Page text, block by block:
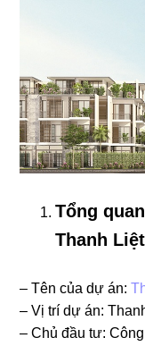
Tổng
Thanh Liệt
– Tên của dự án:
– Vị trí dự án:
– Chủ đầu tư: